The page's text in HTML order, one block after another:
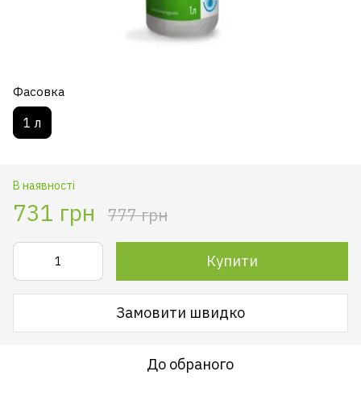
Фасовка
1 л
В наявності
731 грн 777 грн
Купити
Замовити швидко
До обраного